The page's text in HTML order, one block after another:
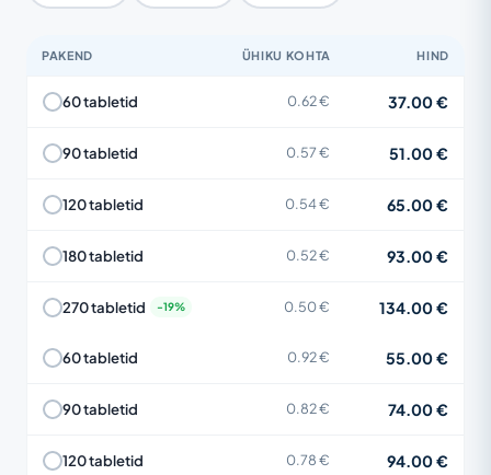
PAKEND ÜHIKU KOHTA HIND
60 tabletid 0.62 € 37.00 €
90 tabletid 0.57 € 51.00 €
120 tabletid 0.54 € 65.00 €
180 tabletid 0.52 € 93.00 €
270 tabletid 0.50 € 134.00 €
60 tabletid 0.92 € 55.00 €
90 tabletid 0.82 € 74.00 €
120 tabletid 0.78 € 94.00 €